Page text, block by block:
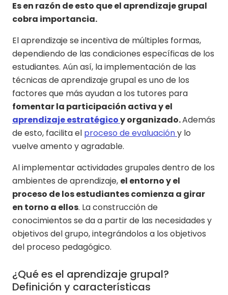
Es en razón de esto que el aprendizaje grupal
cobra importancia.
El aprendizaje se incentiva de múltiples formas,
dependiendo de las condiciones específicas de los
estudiantes. Aún así, la implementación de las
técnicas de aprendizaje grupal es uno de los
factores que más ayudan a los tutores para
fomentar la participación activa y el
aprendizaje estratégicoy organizado.Además
de esto, facilita el proceso de evaluacióny lo
vuelve amento y agradable.
Al implementar actividades grupales dentro de los
ambientes de aprendizaje, el entorno y el
proceso de los estudiantes comienza a girar
en torno a ellos. La construcción de
conocimientos se da a partir de las necesidades y
objetivos del grupo, integrándolos a los objetivos
del proceso pedagógico.
¿Qué es el aprendizaje grupal?
Definición y características